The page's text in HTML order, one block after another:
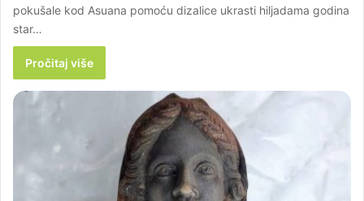
pokušale kod Asuana pomoću dizalice ukrasti hiljadama godina
star…
Pročitaj više